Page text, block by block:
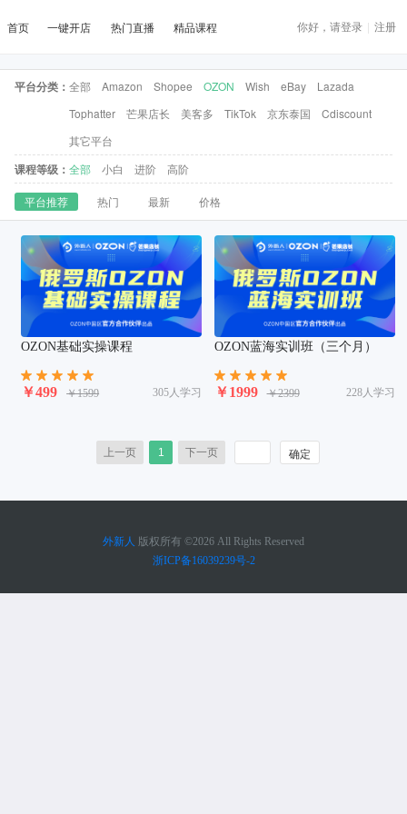
首页 一键开店 热门直播 精品课程 你好，请登录 | 注册
平台分类： 全部 Amazon Shopee OZON Wish eBay
Lazada
Tophatter
芒果店长 美客多 TikTok 京东泰国
Cdiscount
其它平台
课程等级： 全部 小白 进阶 高阶
平台推荐 热门 最新 价格
OZON基础实操课程
￥499 ￥1599 305人学习
OZON蓝海实训班（三个月）
￥1999 ￥2399 228人学习
上一页 1 下一页
外新人 版权所有 ©2026 All Rights Reserved
浙ICP备16039239号-2